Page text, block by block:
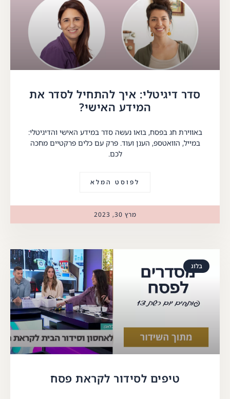
סדר דיגיטלי: איך להתחיל לסדר את
המידע האישי?
באווירת חג בפסח, בואו נעשה סדר במידע האישי והדיגיטלי:
במייל, הוואטספ, הענן ועוד. פרק עם כלים פרקטיים מחכה
לכם.
לפוסט המלא
מרץ 30, 2023
בלוג
טיפים לסידור לקראת פסח